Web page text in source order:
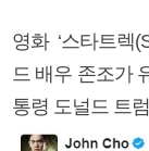
영화 ‘스타트렉
드 배우 존조가
통령 도널드 트